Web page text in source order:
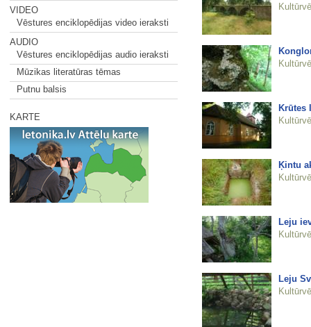
VIDEO
Vēstures enciklopēdijas video ieraksti
AUDIO
Vēstures enciklopēdijas audio ieraksti
Mūzikas literatūras tēmas
Putnu balsis
KARTE
Krūtes
Ķintu
Leju
Leju